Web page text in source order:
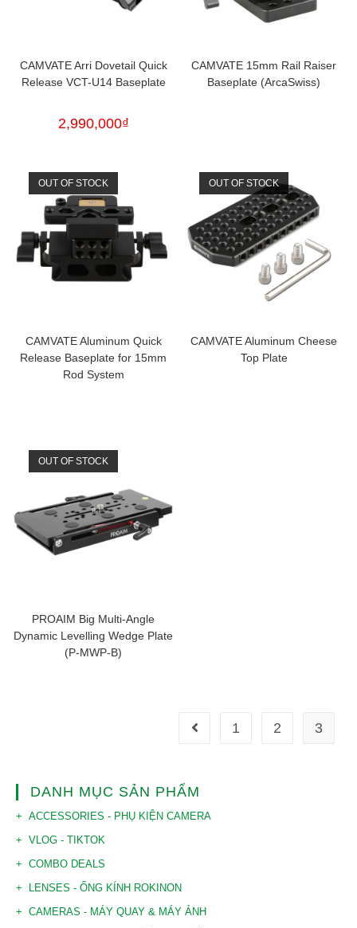
CAMVATE Arri Dovetail Quick
Release VCT-U14 Baseplate
2,990,000₫
CAMVATE 15mm Rail Raiser
Baseplate (ArcaSwiss)
OUT OF STOCK
CAMVATE Aluminum Quick
Release Baseplate for 15mm
Rod System
OUT OF STOCK
CAMVATE Aluminum Cheese
Top Plate
OUT OF STOCK
PROAIM Big Multi-Angle
Dynamic Levelling Wedge Plate
(P-MWP-B)
1 2 3
DANH MỤC SẢN PHẨM
ACCESSORIES - PHỤ KIỆN CAMERA
VLOG - TIKTOK
COMBO DEALS
LENSES - ỐNG KÍNH ROKINON
CAMERAS - MÁY QUAY & MÁY ẢNH